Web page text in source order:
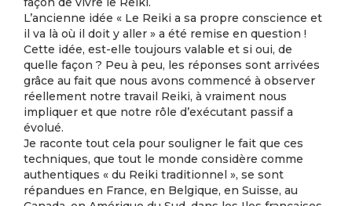
L’ancienne idée « Le Reiki a sa propre conscience et
il va là où il doit y aller » a été remise en question !
Cette idée, est-elle toujours valable et si oui, de
quelle façon ? Peu à peu, les réponses sont arrivées
grâce au fait que nous avons commencé à observer
réellement notre travail Reiki, à vraiment nous
impliquer et que notre rôle d’exécutant passif a
évolué.
Je raconte tout cela pour souligner le fait que ces
techniques, que tout le monde considère comme
authentiques « du Reiki traditionnel », se sont
répandues en France, en Belgique, en Suisse, au